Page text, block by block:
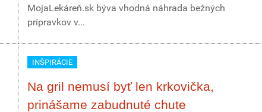
MojaLekáreň.sk býva vhodná náhrada bežných
prípravkov v...
INŠPIRÁCIE
Na gril nemusí byť len krkovička,
prinášame zabudnuté chute